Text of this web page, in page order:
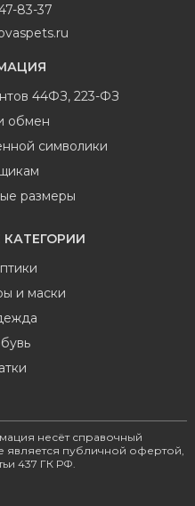
83-37
44ФЗ, 223-ФЗ
обмен
символики
размеры
и маски
несёт справочный
является публичной офертой,
437 ГК РФ.